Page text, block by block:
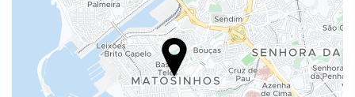
Snack bar
Tesis bünyesinde kafe
Çocuklar için menüler
Mevye